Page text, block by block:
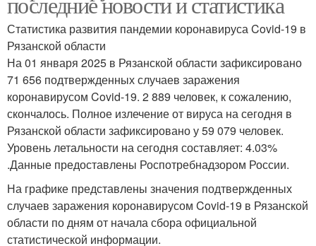
Статистика развития пандемии коронавируса Covid-19 в
Рязанской области
На 01 января 2025 в Рязанской области зафиксировано
71 656 подтвержденных случаев заражения
коронавирусом Covid-19. 2 889 человек, к сожалению,
скончалось. Полное излечение от вируса на сегодня в
Рязанской области зафиксировано у 59 079 человек.
Уровень летальности на сегодня составляет: 4.03%
.Данные предоставлены Роспотребнадзором России.
На графике представлены значения подтвержденных
случаев заражения коронавирусом Covid-19 в Рязанской
области по дням от начала сбора официальной
статистической информации.